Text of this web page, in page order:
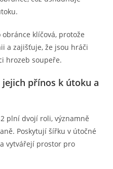
klíčová, protože
a zajišťuje, že jsou hráči
hrozeb soupeře.
přínos k útoku a
plní dvojí roli, významně
Poskytují šířku v útočné
vytvářejí prostor pro